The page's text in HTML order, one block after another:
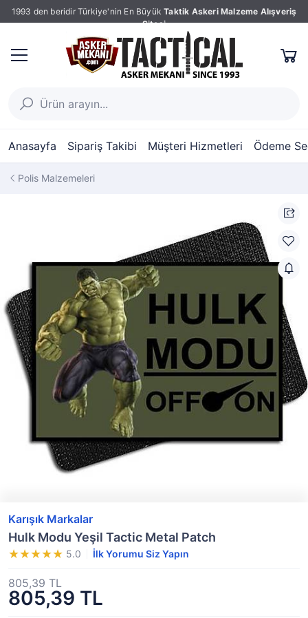
1993 den beridir Türkiye'nin En Büyük Taktik Askeri Malzeme Alışveriş
Sitesi
Anasayfa Sipariş Takibi Müşteri Hizmetleri Ödeme
Polis Malzemeleri
Karışık Markalar
Hulk Modu Yeşil Tactic Metal Patch
5.0 İlk Yorumu Siz Yapın
805,39 TL
805,39 TL